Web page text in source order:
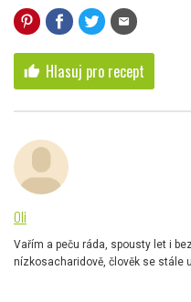
mail
thumb_up Hlasuj pro recept
Oli
Vařím a peču ráda, spousty let i
nízkosacharidově, člověk se stále